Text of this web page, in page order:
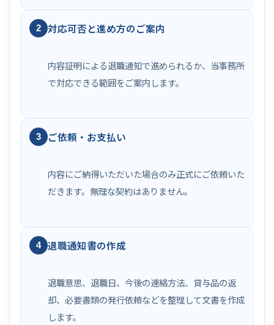
2 対応可否と進め方のご案内
内容証明による退職通知で進められるか、当事務所
で対応できる範囲をご案内します。
3 ご依頼・お支払い
内容にご納得いただいた場合のみ正式にご依頼いた
だきます。無理な契約はありません。
4 退職通知書の作成
退職意思、退職日、今後の連絡方法、貸与品の返
却、必要書類の発行依頼などを整理して文書を作成
します。